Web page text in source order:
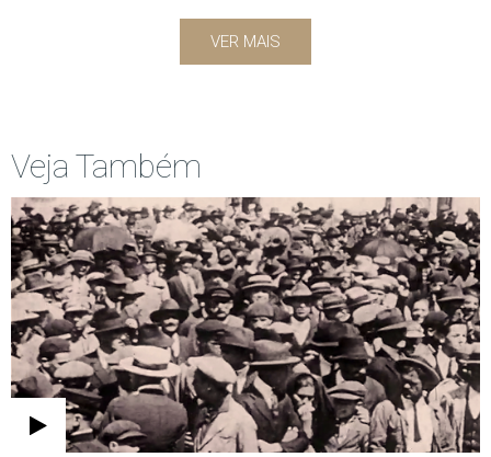
VER MAIS
Veja Também